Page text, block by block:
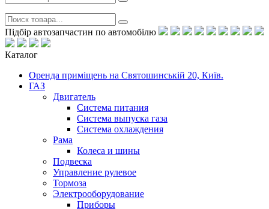
Підбір автозапчастин по автомобілю
Каталог
Оренда приміщень на Святошинській 20, Київ.
ГАЗ
Двигатель
Система питания
Система выпуска газа
Система охлаждения
Рама
Колеса и шины
Подвеска
Управление рулевое
Тормоза
Электрооборудование
Приборы